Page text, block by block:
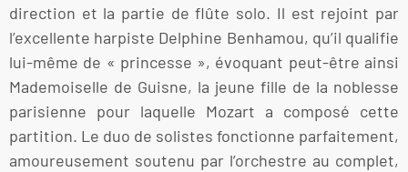
direction et la partie de flûte solo. Il est rejoint par
l’excellente harpiste Delphine Benhamou, qu’il qualifie
lui-même de « princesse », évoquant peut-être ainsi
Mademoiselle de Guisne, la jeune fille de la noblesse
parisienne pour laquelle Mozart a composé cette
partition. Le duo de solistes fonctionne parfaitement,
amoureusement soutenu par l’orchestre au complet,